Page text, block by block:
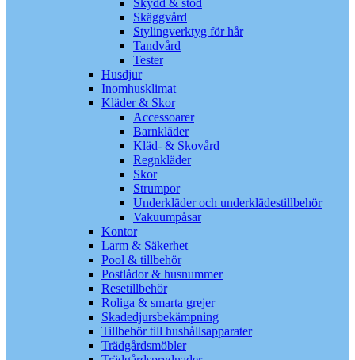
Skydd & stöd
Skäggvård
Stylingverktyg för hår
Tandvård
Tester
Husdjur
Inomhusklimat
Kläder & Skor
Accessoarer
Barnkläder
Kläd- & Skovård
Regnkläder
Skor
Strumpor
Underkläder och underklädestillbehör
Vakuumpåsar
Kontor
Larm & Säkerhet
Pool & tillbehör
Postlådor & husnummer
Resetillbehör
Roliga & smarta grejer
Skadedjursbekämpning
Tillbehör till hushållsapparater
Trädgårdsmöbler